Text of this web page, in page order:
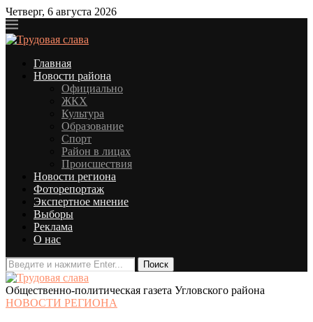
Четверг, 6 августа 2026
Главная
Новости района
Официально
ЖКХ
Культура
Образование
Спорт
Район в лицах
Происшествия
Новости региона
Фоторепортаж
Экспертное мнение
Выборы
Реклама
О нас
Общественно-политическая газета Угловского района
НОВОСТИ РЕГИОНА